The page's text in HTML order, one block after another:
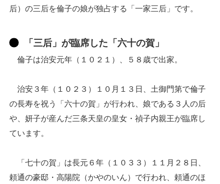
后）の三后を倫子の娘が独占する「一家三后」です。
「三后」が臨席した「六十の賀」
倫子は治安元年（１０２１）、５８歳で出家。
治安３年（１０２３）１０月１３日、土御門第で倫子
の長寿を祝う「六十の賀」が行われ、娘である３人の后
や、妍子が産んだ三条天皇の皇女・禎子内親王が臨席し
ています。
「七十の賀」は長元６年（１０３３）１１月２８日、
頼通の豪邸・高陽院（かやのいん）で行われ、頼通のほ